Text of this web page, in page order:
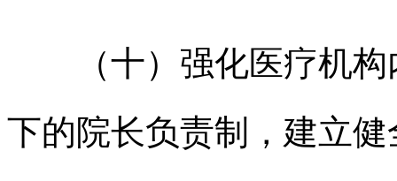
（十）强化医疗机构
下的院长负责制，建立